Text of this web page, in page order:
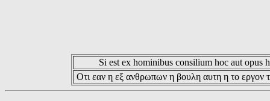
Si est ex hominibus consilium hoc aut opus
Οτι εαν η εξ ανθρωπων η βουλη αυτη η το εργον